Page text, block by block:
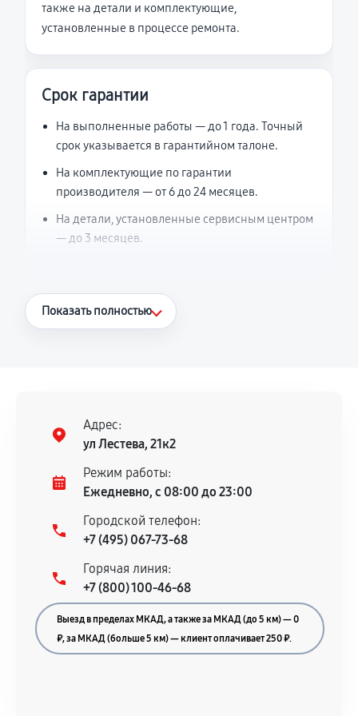
также на детали и комплектующие,
установленные в процессе ремонта.
Срок гарантии
На выполненные работы — до 1 года. Точный
срок указывается в гарантийном талоне.
На комплектующие по гарантии
производителя — от 6 до 24 месяцев.
На детали, установленные сервисным центром
— до 3 месяцев.
Что считается гарантийным случаем
нормальной эксплуатации в течение
гарантийного срока.
Несоответствие комплектующей заявленным
техническим характеристикам.
Документы для подтверждения
гарантии
Гарантийный талон.
Акт выполненных работ с датой, перечнем
услуг и сроком гарантии.
Показать полностью
Адрес:
ул Лестева, 21к2
Режим работы:
Ежедневно, с 08:00 до 23:00
Городской телефон:
+7 (495) 067-73-68
Горячая линия:
+7 (800) 100-46-68
Выезд в пределах МКАД, а также за МКАД (до 5 км) — 0
₽, за МКАД (больше 5 км) — клиент оплачивает 250 ₽.